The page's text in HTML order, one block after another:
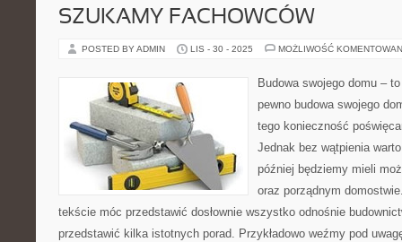
SZUKAMY FACHOWCÓW
POSTED BY ADMIN LIS - 30 - 2025 MOŻLIWOŚĆ
Budowa swojego domu –
pewno budowa swojego
tego konieczność
Jednak bez wątpienia
później będziemy mieli
oraz porządnym
tekście móc przedstawić dosłownie wszystko odnośnie
przedstawić kilka istotnych porad. Przykładowo weźmy pod